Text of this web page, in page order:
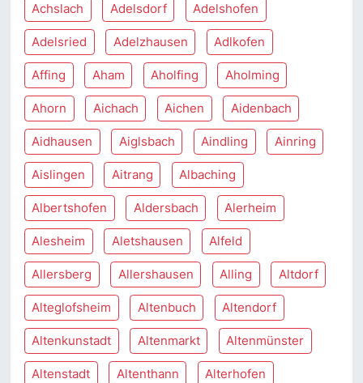
Achslach Adelsdorf Adelshofen
Adelsried Adelzhausen Adlkofen
Affing Aham Aholfing Aholming
Ahorn Aichach Aichen Aidenbach
Aidhausen Aiglsbach Aindling Ainring
Aislingen Aitrang Albaching
Albertshofen Aldersbach Alerheim
Alesheim Aletshausen Alfeld
Allersberg Allershausen Alling Altdorf
Alteglofsheim Altenbuch Altendorf
Altenkunstadt Altenmarkt Altenmünster
Altenstadt Altenthann Alterhofen